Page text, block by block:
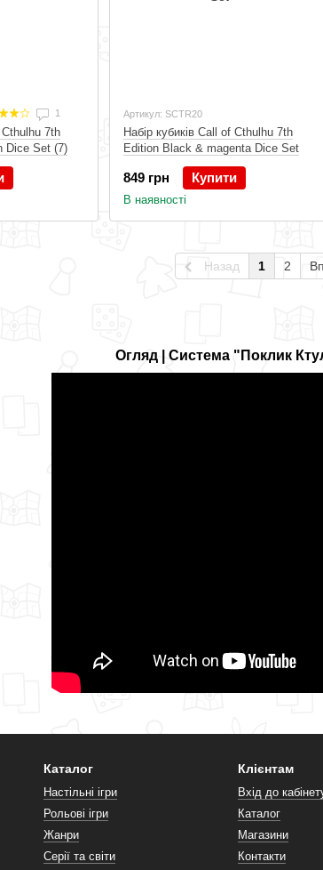
Огляд | Система "Поклик
1
Cthulhu 7th
Dice Set (7)
Артикул: SCTR20
Набір кубиків Call of Cthulhu 7th
Edition Black & magenta Dice Set
849 грн Купити
В наявності
Назад 1 2
Каталог
Настільні ігри
Рольові ігри
Жанри
Серії та світи
Клієнтам
Вхід до
Каталог
Магазини
Контакти